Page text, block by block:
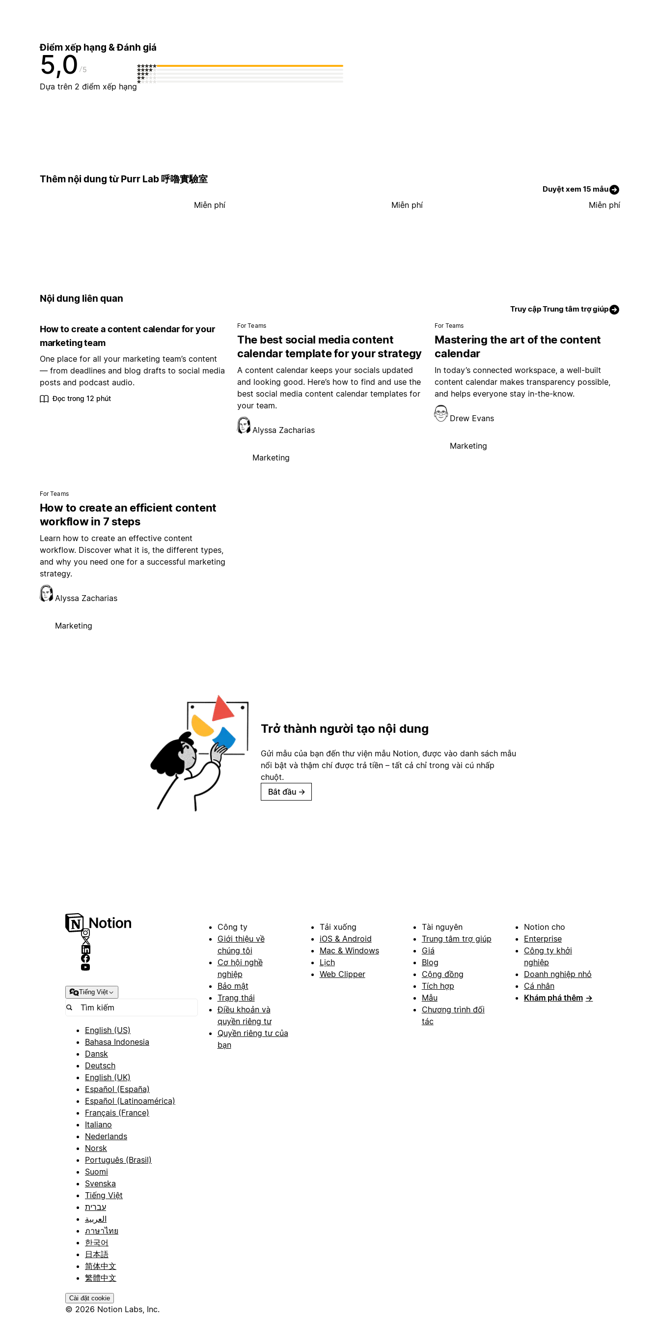
Điểm xếp hạng & Đánh giá
5,0 5
Dựa trên 2 điểm xếp hạng
Thêm nội dung từ Purr Lab 呼嚕實驗室
Duyệt xem 15 mẫu
Miễn phí Miễn phí Miễn phí
Nội dung liên quan
Truy cập Trung tâm trợ giúp
How to create a content calendar for your
marketing team
One place for all your marketing team’s content
— from deadlines and blog drafts to social media
posts and podcast audio.
Đọc trong 12 phút
For Teams
The best social media content
calendar template for your strategy
A content calendar keeps your socials updated
and looking good. Here’s how to find and use the
best social media content calendar templates for
your team.
Alyssa Zacharias
Marketing
For Teams
Mastering the art of the content
calendar
In today’s connected workspace, a well-built
content calendar makes transparency possible,
and helps everyone stay in-the-know.
Drew Evans
Marketing
For Teams
How to create an efficient content
workflow in 7 steps
Learn how to create an effective content
workflow. Discover what it is, the different types,
and why you need one for a successful marketing
strategy.
Alyssa Zacharias
Marketing
Trở thành người tạo nội dung
Gửi mẫu của bạn đến thư viện mẫu Notion, được vào danh sách mẫu
nổi bật và thậm chí được trả tiền – tất cả chỉ trong vài cú nhấp
chuột.
Bắt đầu →
Tiếng Việt
English (US)
Bahasa Indonesia
Dansk
Deutsch
English (UK)
Español (España)
Español (Latinoamérica)
Français (France)
Italiano
Nederlands
Norsk
Português (Brasil)
Suomi
Svenska
Tiếng Việt
עברית
العربية
ภาษาไทย
한국어
日本語
简体中文
繁體中文
Cài đặt cookie
© 2026 Notion Labs, Inc.
Công ty
Giới thiệu về
chúng tôi
Cơ hội nghề
nghiệp
Bảo mật
Trạng thái
Điều khoản và
quyền riêng tư
Quyền riêng tư của
bạn
Tải xuống
iOS & Android
Mac & Windows
Lịch
Web Clipper
Tài nguyên
Trung tâm trợ giúp
Giá
Blog
Cộng đồng
Tích hợp
Mẫu
Chương trình đối
tác
Notion cho
Enterprise
Công ty khởi
nghiệp
Doanh nghiệp nhỏ
Cá nhân
Khám phá thêm →